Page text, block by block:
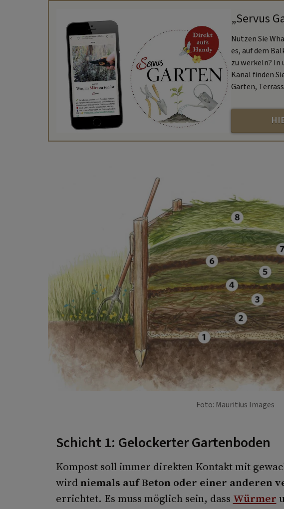
„Servus
Nutzen Sie
es, auf dem
zu werkeln? In
Kanal finden
Garten,
Foto: Mauritius Images
Schicht 1: Gelockerter Gartenboden
Kompost soll immer direkten Kontakt mit
wirdniemals auf Beton oder einer anderen
errichtet. Es muss möglich sein, dass Würmer